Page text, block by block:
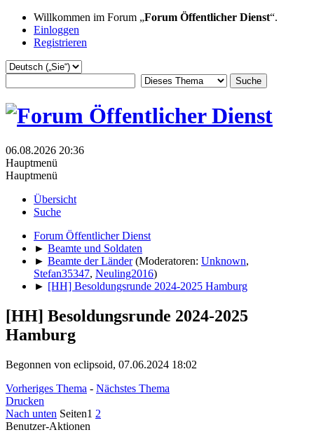
Willkommen im Forum „Forum Öffentlicher Dienst“.
Einloggen
Registrieren
06.08.2026 20:36
Hauptmenü
Hauptmenü
Übersicht
Suche
Forum Öffentlicher Dienst
► Beamte und Soldaten
► Beamte der Länder (Moderatoren: Unknown,
Stefan35347, Neuling2016)
► [HH] Besoldungsrunde 2024-2025 Hamburg
[HH] Besoldungsrunde 2024-2025
Hamburg
Begonnen von eclipsoid, 07.06.2024 18:02
Vorheriges Thema - Nächstes Thema
Drucken
Nach unten Seiten1 2
Benutzer-Aktionen